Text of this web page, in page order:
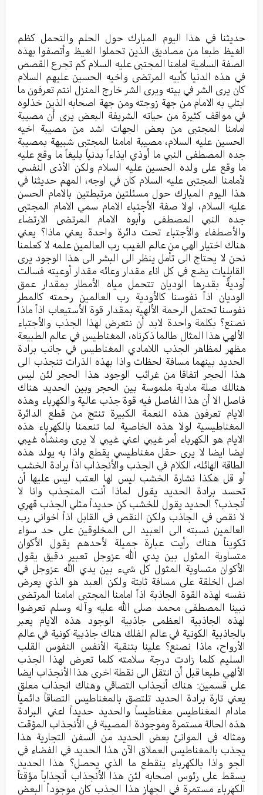
حديثنا في هذا اليوم المبارك حول الحلم والتحمل كظم
الغيظ طبعا من مصاديق الذين تحملوا الغيظ وأتصفوا بهذه
الصفة السامية امامنا المجتبى عليه السلام كم تجرع القصص
في هذه الدنيا كأبيه المرتضى واخيه الحسين عليهم السلام
كان يرى الشر في بيته ويرى الشر خارج المنزل انتم تعرفون ما
ابتلي به الامام من جهة زوجته ومن جهة اصحابه الذين خذلوه
في مواقف كثيرة من حياته الشريفة البعض يرى أن مصيبة
امامنا المجتبى من بعض الجهات اشد من مصيبة اخيه
الحسين عليه السلام، مصيبة امامنا المجتبى شبيهة بمصيبة
جده المصطفى النبي ما أوذي ايذاءاً بدنياً بليغاً ما وقع عليه
ما وقع على ولده الحسين عليه السلام ولكن الأذى النفسي
لأمامنا المجتبى عليه السلام كان في اوجه، المهم حديثنا في
هذا اليوم المبارك حول مسئلتين مرتبطتين بالامام الحسن
عليه السلام، اولا صفة الأجتباء الامام سمي الامام المجتبى
جده النبي المصطفى وأبوه الامام المرتضى الارتضاء
والأصطفاء والأجتباء تحت دائرة واحدة يعني ماذا؟ يعني
هناك اختيار الهي من عالم الغيب رب العالمين علمه لا كعلمنا
نحن لا يحتاج الى تأمل ينظر الى البشر الى هذا الوجود يرى
القابليات يضع في كل اناء مقدار وعائه مقدار أوعيته فسالت
أوديةٌ بقدرها الوديان تتحمل مياه الأمطار بمقدار عمق
الوديان اذاً نفوسنا كالأودية رب العالمين رحمته كالمطر
نفوسنا تحتمل الرحمة الألهية بمقدار قوة الأستيعاب اذاً ماذا
نصنع؟ بكلمة واحدة لابد أن نتعرض لهذا الجذب والأجتباء
الألهي هذا المثال طالما ذكرناه، المغناطيس في عالم الطبيعة
مظهر لمظاهر الجذب اللامادي المغناطيس في جانب برادة
الحديد بينهما مسافة لحظات واذا بهذه الذرات تنجذب الى
هذا الحجر اتفاقا من غرائب الوجود هذا الحجر لئن ليس
هنالك صلة مادية ملموسة بين الحجر وبين الحديد هناك
فاصل الا أن هذا الفاصل فيه قوة جذب عالية والكهرباء وهذه
الايام تعرفون هذه النعمة الكبيرة تنتج من قطع الدائرة
المغناطيسية لولا هذه الخاصية لما تنعمنا بالكهرباء هذه
الايام هو الكهرباء أمر غيبي اعني غيبي لا يرى ومنشأه غيبي
ايضا ايضا لا يرى حقل مغناطيسي يقطع واذا به يولد هذه
الطاقة الهائله، الكلام في الجذب والأنجذاب اذاً برادة الخشب
أو قل هكذا نشارة الخشب ليس لها العتب ليس عليها أن
تحسد برادة الحديد يقول لماذا أنت المنجذب وانا لا
أنجذب؟ الحديد يقول للخشب كن حديداً مثلي الجذب قهري
لا نقص في الجاذب ولكن النقص في القابل اذاً اخواني رب
العالمين نسبته الى العبيد الى المخلوقين على حد سواء
تكويناً هناك رأيت عبارة جميلة لأحدهم يقول الأكوان
متساوية المثول بين يدي الله عزوجل تعبير دقيق يقول
الأكوان متساوية المثول كل شيء بين يدي الله عزوجل في
اصل الخلقة على مسافة ثابتة ولكن العبد هو الذي يعرض
نفسه لهذه القوة الجاذبة اذاً امامنا المجتبى امامنا المرتضى
نبينا المصطفى محمد صلى الله عليه وآله وسلم تعرضوا
لهذه الجاذبية العظمى جاذبية الوجود هذه الايام يعبر
بالجاذبية الكونية في عالم الفلك هناك جاذبية كونية في عالم
الأرواح، ماذا نصنع؟ علينا بتنقية الأنفس النفوس القلب
السليم كلما زادت درجة سلامته كلما تعرض لهذا الجذب
الألهي طبعا قبل أن انتقل الى نقطة اخرى هذا الأنجذاب ايضا
على قسمين: هناك أنجذاب التصاقي وهناك انجذاب معلق
يعني تارة برادة الحديد تلتصق بالمغناطيس التصاقاً دائمياً
مادام المغناطيس مغناطيساً والحديد حديداً اعني البرادة
هذه الحالة مستمرة وموجودة المصيبة في الأنجذاب المؤقت
ومثاله في الموانئ بعض الحديد من السفن التجارية هذا
يجذب بالمغناطيس العملاق الآن هذا الحديد في الفضاء في
الجو واذا بالكهرباء ينقطع ما الذي يحصل؟ هذا الحديد
يسقط على رئوس اصحابه لئن هذا الأنجذاب أنجذاباً مؤقتاً
الكهرباء مستمرة في الجهاز هذا الجذب كان موجوداً البعض